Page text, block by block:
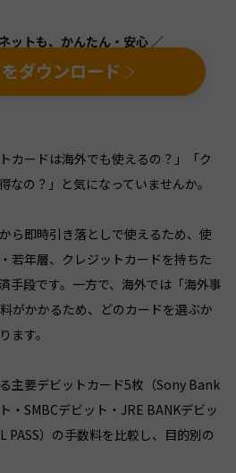
ットも、かんたん・安心 ／
ダウンロード
カードは海外でも使えるの？」「ク
なの？」と気になっていませんか。
ら即時引き落としで使えるため、使
若年層、クレジットカードを持ちた
手段です。一方で、海外では「海外事
がかかるため、どのカードを選ぶか
ます。
主要デビットカード5枚（Sony Bank
・SMBCデビット・JRE BANKデビッ
PASS）の手数料を比較し、目的別の